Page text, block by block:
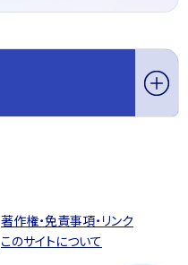
著作権・免責事項・リンク
このサイトについて